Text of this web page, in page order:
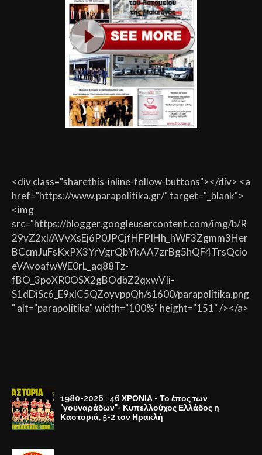
<div class="sharethis-inline-follow-buttons"></div> <a
href="https://www.parapolitika.gr/" target="_blank">
<img
src="https://blogger.googleusercontent.com/img/b/R
29vZ2xl/AVvXsEj6P0JPCjfHFPIHh_hWF3Zgmm3Her
BCcmJuFsKxPX3YrVgrQbYkAA7zrBg5hQF4TrsQcio
eVAvoafwWE0rL_aq88Tz-
fBO_3poXR0OSX2gBOdbZ2qxwVIi-
S1dDiSc6_E9xlC5QZoyvppQh/s1600/parapolitika.png
" alt="parapolitika" width="100%" height="151" /></a>
1980-2026 : 46 ΧΡΟΝΙΑ - Το έπος των
"γουναράδων"- Κυπελλούχος Ελλάδος η
Καστοριά, 5-2 τον Ηρακλή